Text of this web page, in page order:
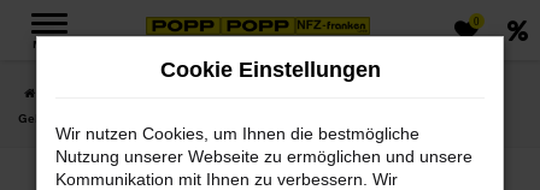
Zum
MENÜ
0
Gebrauchtwagen Angebote mit Lieferservice nach Weimar
Cookie Einstellungen
Wir nutzen Cookies, um Ihnen die bestmögliche
Nutzung unserer Webseite zu ermöglichen und unsere
Kommunikation mit Ihnen zu verbessern. Wir